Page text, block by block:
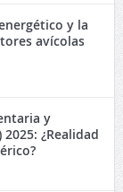
y la
avícolas
y
¿Realidad